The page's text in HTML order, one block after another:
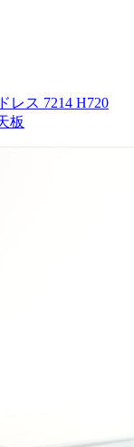
レス 7214 H720
板